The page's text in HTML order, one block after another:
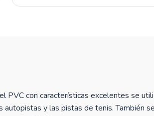
PVC con características excelentes se
y las pistas de tenis. También